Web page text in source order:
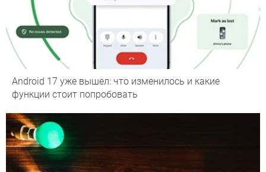
Android 17 уже вышел: что изменилось и какие
функции стоит попробовать